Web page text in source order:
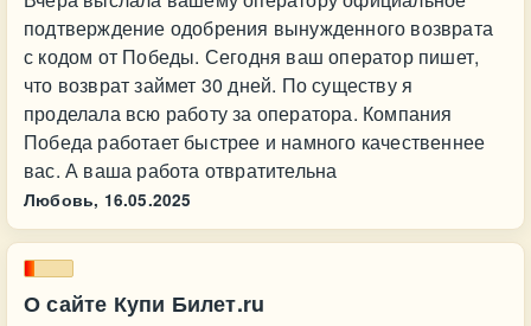
подтверждение одобрения вынужденного возврата
с кодом от Победы. Сегодня ваш оператор пишет,
что возврат займет 30 дней. По существу я
проделала всю работу за оператора. Компания
Победа работает быстрее и намного качественнее
вас. А ваша работа отвратительна
Любовь, 16.05.2025
О сайте Купи Билет.ru